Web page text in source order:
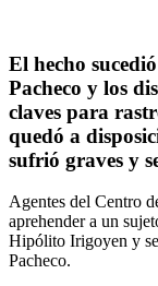
El hecho
Pacheco y los
claves para
quedó a
sufrió graves y
Agentes del Centro
aprehender a un
Hipólito Irigoyen y
Pacheco.